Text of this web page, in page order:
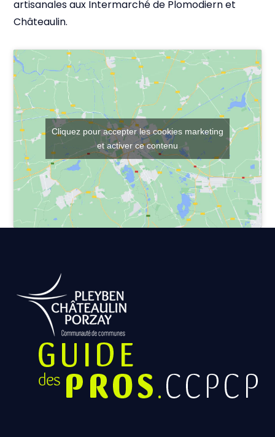
artisanales aux Intermarché de Plomodiern et
Châteaulin.
Cliquez pour accepter les cookies marketing
et activer ce contenu